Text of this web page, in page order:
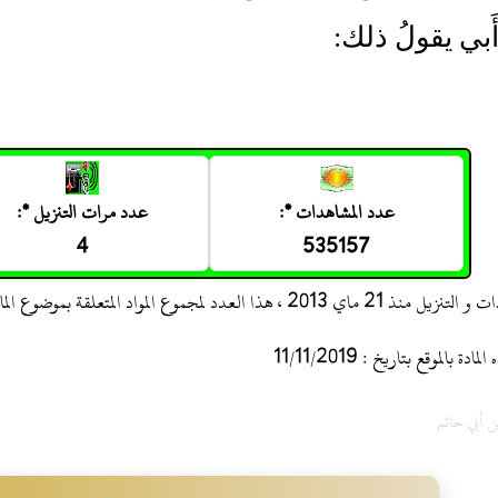
يقولُ ذلك:
عدد المشاهدات *:
535157
عدد مرات التنزيل *:
4
العدد لمجموع المواد المتعلقة بموضوع المادة
بتاريخ : 11/11/2019
أبي حاتم